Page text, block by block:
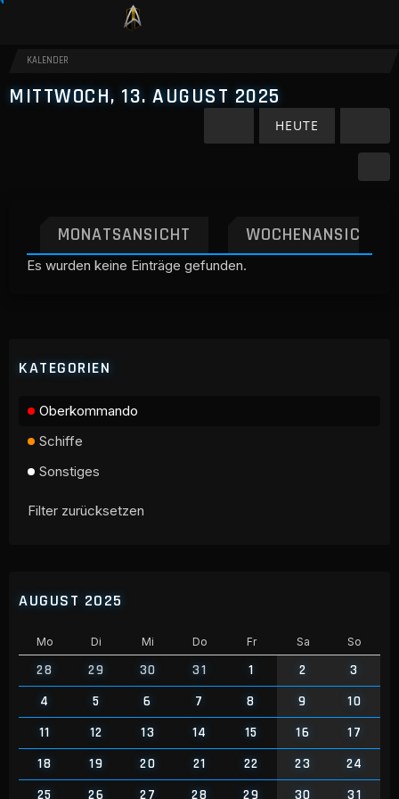
KALENDER
MITTWOCH, 13. AUGUST 2025
HEUTE
MONATSANSICHT WOCHENANSICHT
Es wurden keine Einträge gefunden.
KATEGORIEN
Oberkommando
Schiffe
Sonstiges
Filter zurücksetzen
AUGUST 2025
Mo Di Mi Do Fr Sa So
28 29 30 31 1 2
3
4
5 6 7 8 9
10
11
12 13 14 15 16
17
18
19 20 21 22 23
24
25
26 27 28 29 30 31